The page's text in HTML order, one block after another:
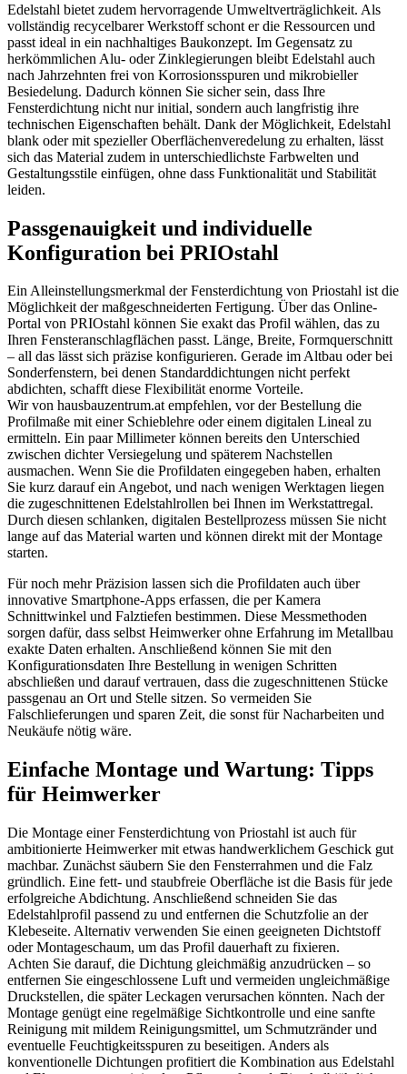
Edelstahl bietet zudem hervorragende Umweltverträglichkeit. Als
vollständig recycelbarer Werkstoff schont er die Ressourcen und
passt ideal in ein nachhaltiges Baukonzept. Im Gegensatz zu
herkömmlichen Alu- oder Zinklegierungen bleibt Edelstahl auch
nach Jahrzehnten frei von Korrosionsspuren und mikrobieller
Besiedelung. Dadurch können Sie sicher sein, dass Ihre
Fensterdichtung nicht nur initial, sondern auch langfristig ihre
technischen Eigenschaften behält. Dank der Möglichkeit, Edelstahl
blank oder mit spezieller Oberflächenveredelung zu erhalten, lässt
sich das Material zudem in unterschiedlichste Farbwelten und
Gestaltungsstile einfügen, ohne dass Funktionalität und Stabilität
leiden.
Passgenauigkeit und individuelle
Konfiguration bei PRIOstahl
Ein Alleinstellungsmerkmal der Fensterdichtung von Priostahl ist die
Möglichkeit der maßgeschneiderten Fertigung. Über das Online-
Portal von PRIOstahl können Sie exakt das Profil wählen, das zu
Ihren Fensteranschlagflächen passt. Länge, Breite, Formquerschnitt
– all das lässt sich präzise konfigurieren. Gerade im Altbau oder bei
Sonderfenstern, bei denen Standarddichtungen nicht perfekt
abdichten, schafft diese Flexibilität enorme Vorteile.
Wir von hausbauzentrum.at empfehlen, vor der Bestellung die
Profilmaße mit einer Schieblehre oder einem digitalen Lineal zu
ermitteln. Ein paar Millimeter können bereits den Unterschied
zwischen dichter Versiegelung und späterem Nachstellen
ausmachen. Wenn Sie die Profildaten eingegeben haben, erhalten
Sie kurz darauf ein Angebot, und nach wenigen Werktagen liegen
die zugeschnittenen Edelstahlrollen bei Ihnen im Werkstattregal.
Durch diesen schlanken, digitalen Bestellprozess müssen Sie nicht
lange auf das Material warten und können direkt mit der Montage
starten.
Für noch mehr Präzision lassen sich die Profildaten auch über
innovative Smartphone-Apps erfassen, die per Kamera
Schnittwinkel und Falztiefen bestimmen. Diese Messmethoden
sorgen dafür, dass selbst Heimwerker ohne Erfahrung im Metallbau
exakte Daten erhalten. Anschließend können Sie mit den
Konfigurationsdaten Ihre Bestellung in wenigen Schritten
abschließen und darauf vertrauen, dass die zugeschnittenen Stücke
passgenau an Ort und Stelle sitzen. So vermeiden Sie
Falschlieferungen und sparen Zeit, die sonst für Nacharbeiten und
Neukäufe nötig wäre.
Einfache Montage und Wartung: Tipps
für Heimwerker
Die Montage einer Fensterdichtung von Priostahl ist auch für
ambitionierte Heimwerker mit etwas handwerklichem Geschick gut
machbar. Zunächst säubern Sie den Fensterrahmen und die Falz
gründlich. Eine fett- und staubfreie Oberfläche ist die Basis für jede
erfolgreiche Abdichtung. Anschließend schneiden Sie das
Edelstahlprofil passend zu und entfernen die Schutzfolie an der
Klebeseite. Alternativ verwenden Sie einen geeigneten Dichtstoff
oder Montageschaum, um das Profil dauerhaft zu fixieren.
Achten Sie darauf, die Dichtung gleichmäßig anzudrücken – so
entfernen Sie eingeschlossene Luft und vermeiden ungleichmäßige
Druckstellen, die später Leckagen verursachen könnten. Nach der
Montage genügt eine regelmäßige Sichtkontrolle und eine sanfte
Reinigung mit mildem Reinigungsmittel, um Schmutzränder und
eventuelle Feuchtigkeitsspuren zu beseitigen. Anders als
konventionelle Dichtungen profitiert die Kombination aus Edelstahl